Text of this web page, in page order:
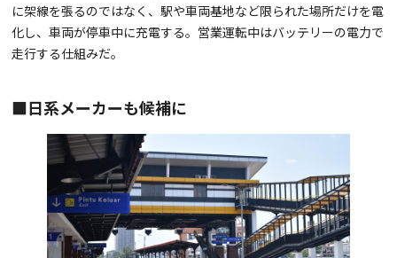
に架線を張るのではなく、駅や車両基地など限られた場所だけを電
化し、車両が停車中に充電する。営業運転中はバッテリーの電力で
走行する仕組みだ。
■日系メーカーも候補に